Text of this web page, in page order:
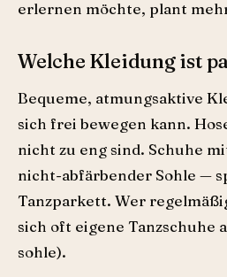
erlernen möchte, plant
Welche Kleidung ist
Bequeme, atmungsaktive
sich frei bewegen kann.
nicht zu eng sind. Schuhe
nicht-abfärbender Sohle —
Tanzparkett. Wer
sich oft eigene Tanzschuhe
sohle).